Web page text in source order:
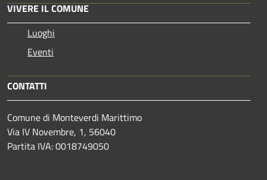
VIVERE IL COMUNE
Luoghi
Eventi
CONTATTI
Comune di Monteverdi Marittimo
Via IV Novembre, 1, 56040
Partita IVA: 0018749050